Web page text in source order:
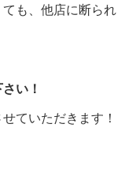
も、他店に断られ
い！
ていただきます！